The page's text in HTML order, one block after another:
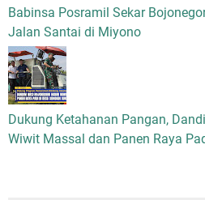
Babinsa Posramil Sekar
Jalan Santai di Miyono
Dukung Ketahanan Pangan,
Wiwit Massal dan Panen Raya